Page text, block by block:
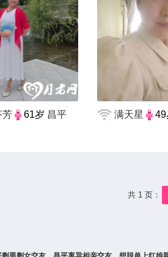
芳 61岁 昌平 满天星 49
共 1 页：